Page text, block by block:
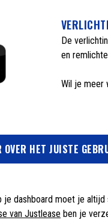
De
en
Wil je meer
HET JUISTE
je dashboard moet je
van Justlease ben je